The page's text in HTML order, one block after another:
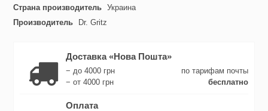
Страна производитель Украина
Производитель
Dr. Gritz
Доставка «Нова Пошта»
− до 4000 грн
по тарифам почты
− от 4000 грн
бесплатно
Оплата